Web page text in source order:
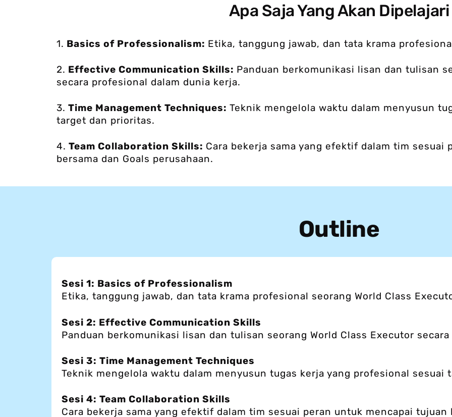
Apa Saja Yang Akan Dipelajari
1. Basics of Professionalism: Etika, tanggung jawab, dan tata krama
2. Effective Communication Skills: Panduan berkomunikasi lisan dan tulisan
secara profesional dalam dunia kerja.
3. Time Management Techniques: Teknik mengelola waktu dalam menyusun
target dan prioritas.
4. Team Collaboration Skills: Cara bekerja sama yang efektif dalam tim sesuai
bersama dan Goals perusahaan.
Outline
Sesi 1: Basics of Professionalism
Etika, tanggung jawab, dan tata krama profesional seorang World Class
Sesi 2: Effective Communication Skills
Panduan berkomunikasi lisan dan tulisan seorang World Class Executor
Sesi 3: Time Management Techniques
Teknik mengelola waktu dalam menyusun tugas kerja yang profesional sesuai
Sesi 4: Team Collaboration Skills
Cara bekerja sama yang efektif dalam tim sesuai peran untuk mencapai tujuan